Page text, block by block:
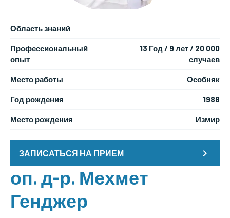
оп. д-р. Мехмет
Генджер
Область знаний
Профессиональный
опыт
13 Год / 9 лет / 20 000
случаев
Место работы Особняк
Год рождения 1988
Место рождения Измир
ЗАПИСАТЬСЯ НА ПРИЕМ